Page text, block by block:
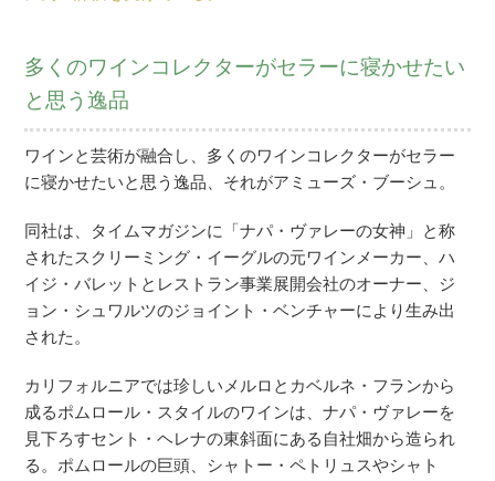
多くのワインコレクターがセラーに寝かせたい
と思う逸品
ワインと芸術が融合し、多くのワインコレクターがセラー
に寝かせたいと思う逸品、それがアミューズ・ブーシュ。
同社は、タイムマガジンに「ナパ・ヴァレーの女神」と称
されたスクリーミング・イーグルの元ワインメーカー、ハ
イジ・バレットとレストラン事業展開会社のオーナー、ジ
ョン・シュワルツのジョイント・ベンチャーにより生み出
された。
カリフォルニアでは珍しいメルロとカベルネ・フランから
成るポムロール・スタイルのワインは、ナパ・ヴァレーを
見下ろすセント・ヘレナの東斜面にある自社畑から造られ
る。ポムロールの巨頭、シャトー・ペトリュスやシャト